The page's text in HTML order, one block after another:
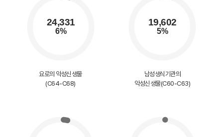
요로의 악성신생물
(C64-C68)
남성생식기관의
악성신생물(C60-C63)